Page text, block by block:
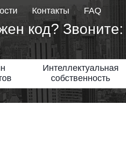
Контакты FAQ
код? Звоните:
Интеллектуальная
собственность